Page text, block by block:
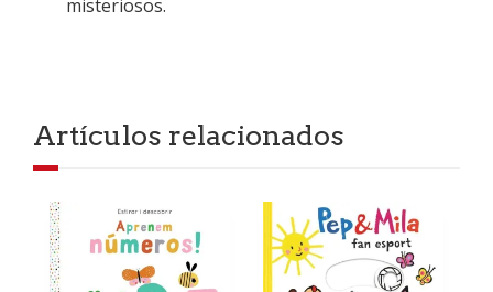
misteriosos.
Artículos relacionados